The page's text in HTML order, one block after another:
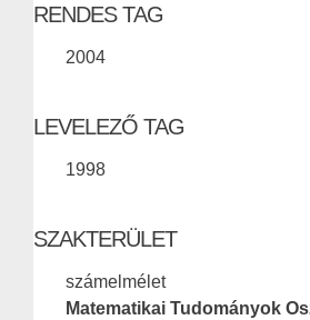
RENDES TAG
2004
LEVELEZŐ TAG
1998
SZAKTERÜLET
számelmélet
Matematikai Tudományok